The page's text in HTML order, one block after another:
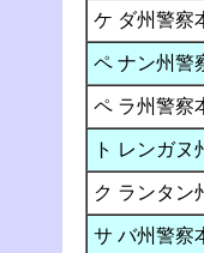
ケ ダ州警察
ペ ナン州警
ペ ラ州警察
ト レンガヌ
ク ランタン
サ バ州警察